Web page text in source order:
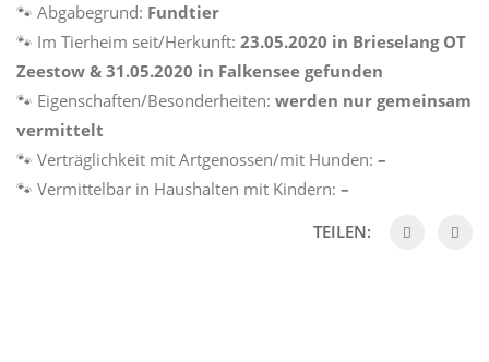
🐾 Abgabegrund: Fundtier
🐾 Im Tierheim seit/Herkunft: 23.05.2020 in Brieselang OT
Zeestow & 31.05.2020 in Falkensee gefunden
🐾 Eigenschaften/Besonderheiten: werden nur gemeinsam
vermittelt
🐾 Verträglichkeit mit Artgenossen/mit Hunden: –
🐾 Vermittelbar in Haushalten mit Kindern: –
TEILEN: